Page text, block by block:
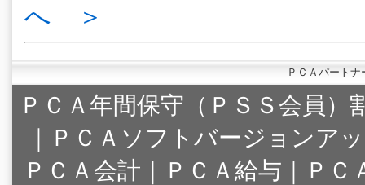
へ ＞
ＰＣＡパート
ＰＣＡ年間保守（ＰＳＳ会員）
｜
ＰＣＡソフトバージョンア
ＰＣＡ会計｜ＰＣＡ給与｜Ｐ